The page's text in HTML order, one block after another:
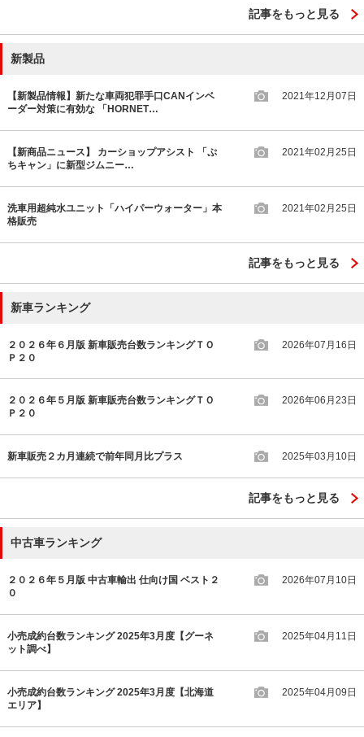
記事をもっと見る
新製品
【新製品情報】新たな車両犯罪手口CANインベ
ーダー対策に有効な 「HORNET…
2021年12月07日
【新商品ニュース】 カーショップアシスト 「ぷ
ちキャン」に新型ジムニー…
2021年02月25日
洗車用超純水ユニット「ハイパーウォーター」本
格販売
2021年02月25日
記事をもっと見る
新車ランキング
２０２６年６月版 新車販売台数ランキングＴＯ
Ｐ２０
2026年07月16日
２０２６年５月版 新車販売台数ランキングＴＯ
Ｐ２０
2026年06月23日
新車販売２カ月連続で前年同月比プラス 2025年03月10日
記事をもっと見る
中古車ランキング
２０２６年５月版 中古車輸出 仕向け国 ベスト２
０
2026年07月10日
小売成約台数ランキング 2025年3月度【グーネ
ット調べ】
2025年04月11日
小売成約台数ランキング 2025年3月度【北海道
エリア】
2025年04月09日